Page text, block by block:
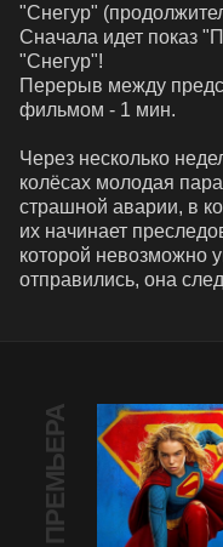
"Снегур"
Сначала идет показ
"Снегур"!
Перерыв между
фильмом - 1 мин.
Через несколько
колёсах молодая
страшной аварии, в
их начинает
которой невозможно
отправились, она
ПРЕМЬЕРА